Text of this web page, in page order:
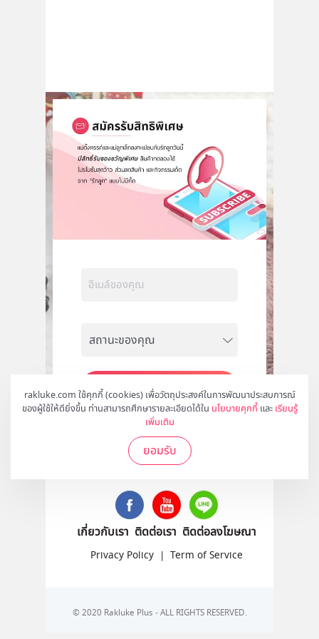
rakluke.com ใช้คุกกี้ (cookies) เพื่อวัตถุประสงค์ในการพัฒนาประสบการณ์
ของผู้ใช้ให้ดียิ่งขึ้น ท่านสามารถศึกษารายละเอียดได้ใน นโยบายคุกกี้ และ เรียนรู้
เพิ่มเติม
ยอมรับ
สมัคร
ติดตามเราได้ที่
เกี่ยวกับเรา ติดต่อเรา ติดต่อลงโฆษณา
Privacy Policy | Term of Service
© 2020 Rakluke Plus - ALL RIGHTS RESERVED.